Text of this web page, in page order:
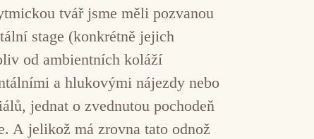
tvář jsme měli pozvanou
stage (konkrétně jejich
od ambientních koláží
a hlukovými nájezdy nebo
jednat o zvednutou pochodeň
A jelikož má zrovna tato odnož